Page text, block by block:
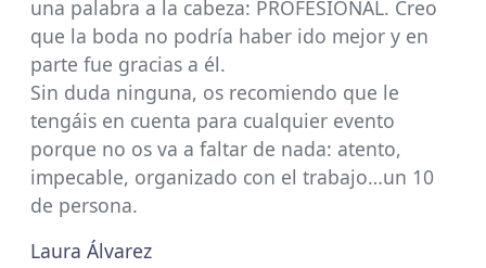
una palabra a la cabeza: PROFESIONAL. Creo
que la boda no podría haber ido mejor y en
parte fue gracias a él.
Sin duda ninguna, os recomiendo que le
tengáis en cuenta para cualquier evento
porque no os va a faltar de nada: atento,
impecable, organizado con el trabajo…un 10
de persona.
Laura Álvarez